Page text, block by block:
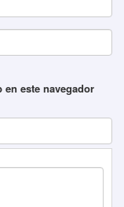
este navegador